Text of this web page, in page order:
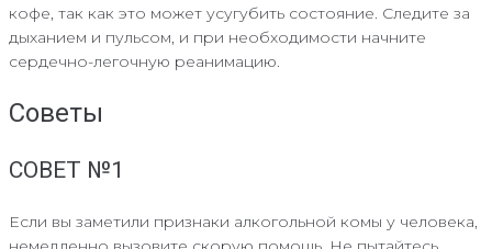
кофе, так как это может усугубить состояние. Следите за
дыханием и пульсом, и при необходимости начните
сердечно-легочную реанимацию.
Советы
СОВЕТ №1
Если вы заметили признаки алкогольной комы у человека,